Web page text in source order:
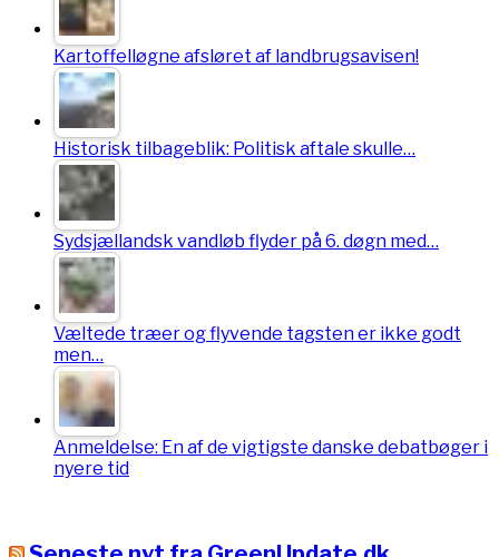
Kartoffelløgne afsløret af landbrugsavisen!
Historisk tilbageblik: Politisk aftale skulle…
Sydsjællandsk vandløb flyder på 6. døgn med…
Væltede træer og flyvende tagsten er ikke godt
men…
Anmeldelse: En af de vigtigste danske debatbøger i
nyere tid